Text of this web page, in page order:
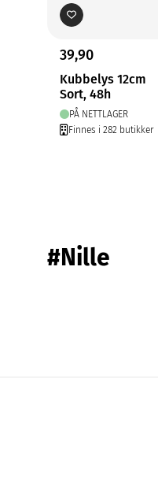
39,90
Kubbelys 12cm
Sort, 48h
PÅ NETTLAGER
Finnes i 282 butikker
#Nille